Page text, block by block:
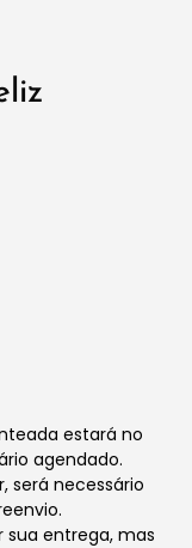
estará no
agendado.
será necessário
sua entrega, mas